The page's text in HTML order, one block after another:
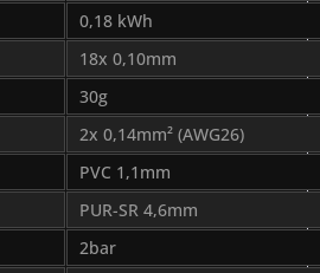
0,18 kWh
18x 0,10mm
30g
2x 0,14mm² (AWG26)
PVC 1,1mm
PUR-SR 4,6mm
2bar